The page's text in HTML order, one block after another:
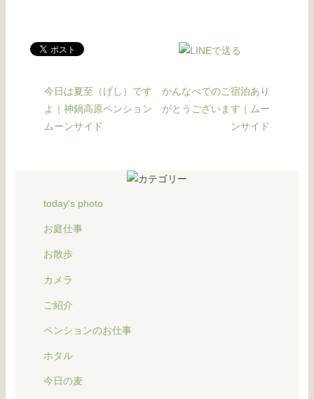
今日は夏至（げし）です
よ｜神鍋高原ペンション
ムーンサイド
かんなべでのご宿泊あり
がとうございます｜ムー
ンサイド
today's photo
お庭仕事
お散歩
カメラ
ご紹介
ペンションのお仕事
ホタル
今日の麦